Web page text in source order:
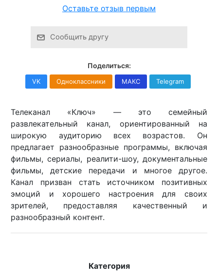
Оставьте отзыв первым
Сообщить другу
Поделиться:
VK Одноклассники МАКС Telegram
Телеканал «Ключ» — это семейный
развлекательный канал, ориентированный на
широкую аудиторию всех возрастов. Он
предлагает разнообразные программы, включая
фильмы, сериалы, реалити-шоу, документальные
фильмы, детские передачи и многое другое.
Канал призван стать источником позитивных
эмоций и хорошего настроения для своих
зрителей, предоставляя качественный и
разнообразный контент.
Категория